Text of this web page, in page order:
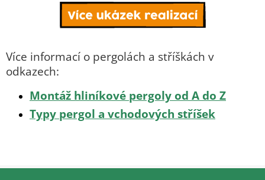
Více informací o pergolách a stříškách v
odkazech:
Montáž hliníkové pergoly od A do Z
Typy pergol a vchodových stříšek
Z